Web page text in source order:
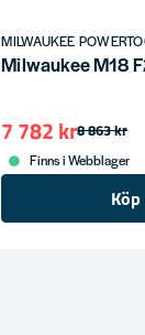
MILWAUKEE
Milwaukee M18
8 863 kr
7 782 kr
Finns i Webblager
Köp